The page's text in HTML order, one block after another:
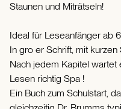
Staunen und Miträtseln!
Ideal für Leseanfänger ab
In gro er Schrift, mit
Nach jedem Kapitel
Lesen richtig Spa !
Ein Buch zum Schulstart,